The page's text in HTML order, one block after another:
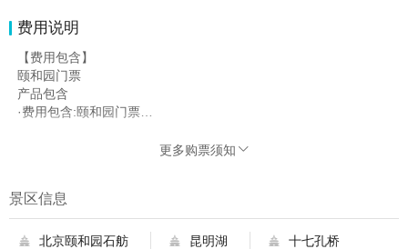
费用说明
【费用包含】
颐和园门票
产品包含
·费用包含:颐和园门票
成团说明
·团队说明:拼团
讲解介绍
更多购票须知 
景区信息
 北京颐和园石舫  昆明湖  十七孔桥